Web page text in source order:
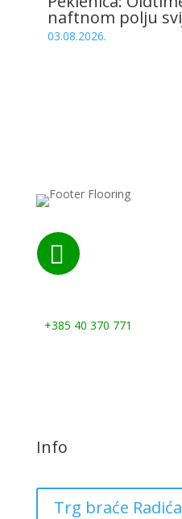
naftnom polju
03.08.2026.

+385 40 370 771
Info
Trg braće